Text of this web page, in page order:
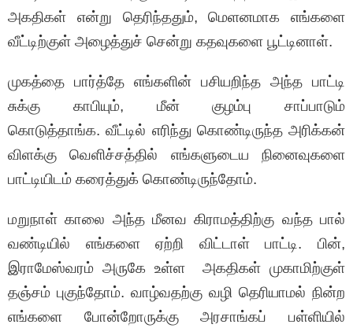
அகதிகள் என்று தெரிந்ததும், மெளனமாக எங்களை
வீட்டிற்குள் அழைத்துச் சென்று கதவுகளை பூட்டினாள்.
முகத்தை பார்த்தே எங்களின் பசியறிந்த அந்த பாட்டி
சுக்கு காபியும், மீன் குழம்பு சாப்பாடும்
கொடுத்தாங்க. வீட்டில் எரிந்து கொண்டிருந்த அரிக்கன்
விளக்கு வெளிச்சத்தில் எங்களுடைய நினைவுகளை
பாட்டியிடம் கரைத்துக் கொண்டிருந்தோம்.
மறுநாள் காலை அந்த மீனவ கிராமத்திற்கு வந்த பால்
வண்டியில் எங்களை ஏற்றி விட்டாள் பாட்டி. பின்,
இராமேஸ்வரம் அருகே உள்ள அகதிகள் முகாமிற்குள்
தஞ்சம் புகுந்தோம். வாழ்வதற்கு வழி தெரியாமல் நின்ற
எங்களை போன்றோருக்கு அரசாங்கப் பள்ளியில்